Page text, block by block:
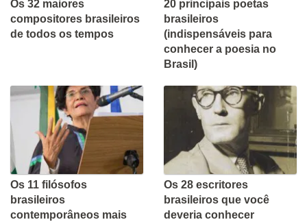
Os 32 maiores
compositores brasileiros
de todos os tempos
20 principais poetas
brasileiros
(indispensáveis para
conhecer a poesia no
Brasil)
Os 11 filósofos
brasileiros
contemporâneos mais
Os 28 escritores
brasileiros que você
deveria conhecer